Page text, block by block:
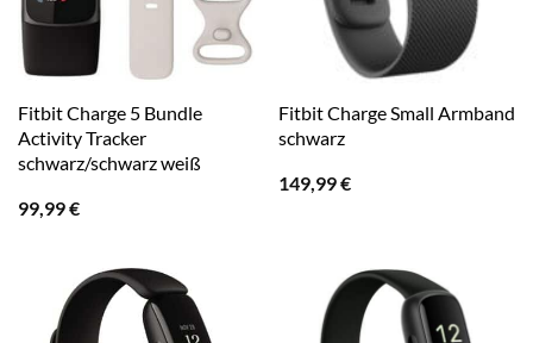
Fitbit Charge 5 Bundle
Activity Tracker
schwarz/schwarz weiß
99,99€
Fitbit Charge Small Armband
schwarz
149,99€